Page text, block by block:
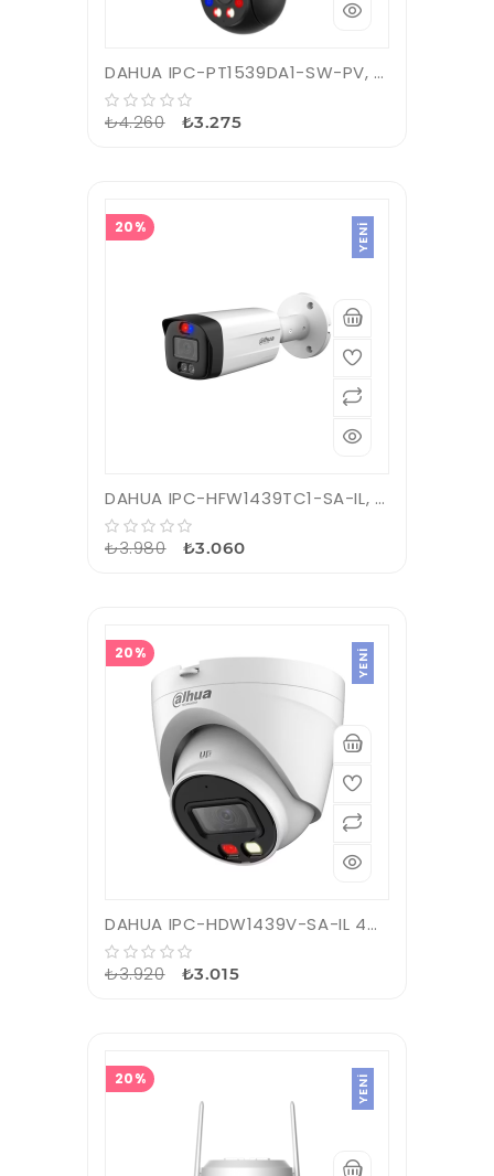
DAHUA IPC-PT1539DA1-SW-PV, 5Mpix, 4mm Lens H265, Dual Smart Light, IP66, Wifi, Dahili Mikrofon, PT Speed Dome IP Kamera
₺4.260 ₺3.275
20% YENI
DAHUA IPC-HFW1439TC1-SA-IL, 4Mpix, 3,6mm Lens, SD Kart, Smart Dual Light, H265+, 30Mt Gece Görüşü, Dahili Mikrofon, IP67, PoE Bullet IP Kamera
₺3.980 ₺3.060
20% YENI
DAHUA IPC-HDW1439V-SA-IL 4Mpix, 2,8mm Lens, Entry Smart Dual Light Fixed-Focal Eyeball, H265+, 30Mt Gece Görüşü, IP67, Mikrofonlu, PoE Dome IP Kamera
₺3.920 ₺3.015
20% YENI